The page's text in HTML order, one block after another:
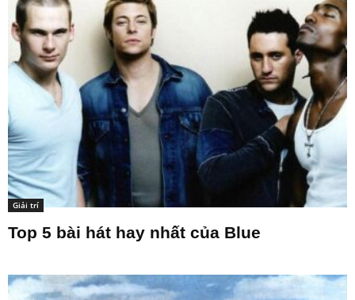
Giải trí
Top 5 bài hát hay nhất của Blue